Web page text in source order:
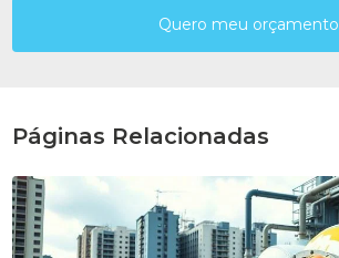
Quero meu orçamento
Páginas Relacionadas